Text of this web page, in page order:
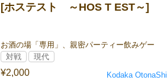
[ホステスト ～HOS T EST～]
お酒の場「専用」、親密パーティー飲みゲー
¥2,000
対戦 現代
Kodaka OtonaShi